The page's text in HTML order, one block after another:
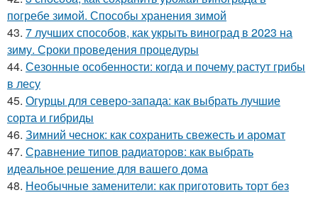
погребе зимой. Способы хранения зимой
43. 7 лучших способов, как укрыть виноград в 2023 на
зиму. Сроки проведения процедуры
44. Сезонные особенности: когда и почему растут грибы
в лесу
45. Огурцы для северо-запада: как выбрать лучшие
сорта и гибриды
46. Зимний чеснок: как сохранить свежесть и аромат
47. Сравнение типов радиаторов: как выбрать
идеальное решение для вашего дома
48. Необычные заменители: как приготовить торт без